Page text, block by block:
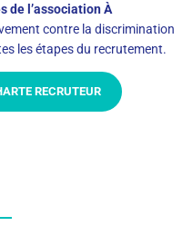
de l’association À
contre la discrimination
les étapes du recrutement.
RECRUTEUR